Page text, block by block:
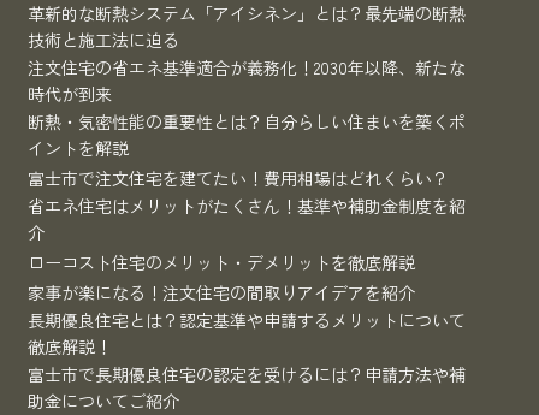
革新的な断熱システム「アイシネン」とは？最先端の断熱
技術と施工法に迫る
注文住宅の省エネ基準適合が義務化！2030年以降、新たな
時代が到来
断熱・気密性能の重要性とは？自分らしい住まいを築くポ
イントを解説
富士市で注文住宅を建てたい！費用相場はどれくらい？
省エネ住宅はメリットがたくさん！基準や補助金制度を紹
介
ローコスト住宅のメリット・デメリットを徹底解説
家事が楽になる！注文住宅の間取りアイデアを紹介
長期優良住宅とは？認定基準や申請するメリットについて
徹底解説！
富士市で長期優良住宅の認定を受けるには？申請方法や補
助金についてご紹介